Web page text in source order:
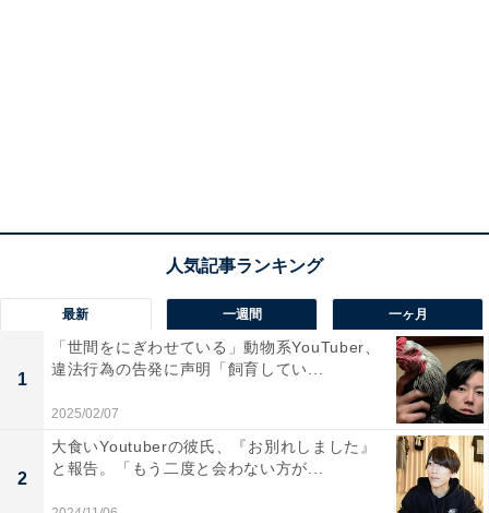
最新 一週間 一ヶ月
1
「世間をにぎわせている」動物系YouTuber、
違法行為の告発に声明「飼育してい...
2025/02/07
2
大食いYoutuberの彼氏、『お別れしました』
と報告。「もう二度と会わない方が...